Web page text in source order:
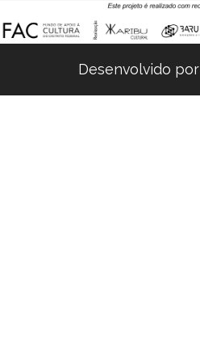
Desenvolvido por ‌